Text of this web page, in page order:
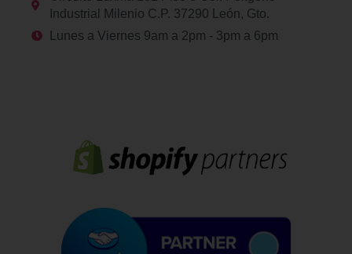
Industrial Milenio C.P. 37290 León, Gto.
Lunes a Viernes 9am a 2pm - 3pm a 6pm